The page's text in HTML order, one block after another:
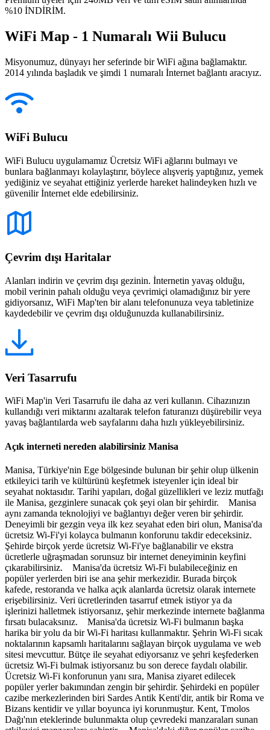
%10 İNDİRİM.
WiFi Map - 1 Numaralı Wii Bulucu
Misyonumuz, dünyayı her seferinde bir WiFi ağına bağlamaktır.
2014 yılında başladık ve şimdi 1 numaralı İnternet bağlantı aracıyız.
WiFi Bulucu
WiFi Bulucu uygulamamız Ücretsiz WiFi ağlarını bulmayı ve
bunlara bağlanmayı kolaylaştırır, böylece alışveriş yaptığınız, yemek
yediğiniz ve seyahat ettiğiniz yerlerde hareket halindeyken hızlı ve
güvenilir İnternet elde edebilirsiniz.
Çevrim dışı Haritalar
Alanları indirin ve çevrim dışı gezinin. İnternetin yavaş olduğu,
mobil verinin pahalı olduğu veya çevrimiçi olamadığınız bir yere
gidiyorsanız, WiFi Map'ten bir alanı telefonunuza veya tabletinize
kaydedebilir ve çevrim dışı olduğunuzda kullanabilirsiniz.
Veri Tasarrufu
WiFi Map'in Veri Tasarrufu ile daha az veri kullanın. Cihazınızın
kullandığı veri miktarını azaltarak telefon faturanızı düşürebilir veya
yavaş bağlantılarda web sayfalarını daha hızlı yükleyebilirsiniz.
Açık interneti nereden alabilirsiniz Manisa
Manisa, Türkiye'nin Ege bölgesinde bulunan bir şehir olup ülkenin
etkileyici tarih ve kültürünü keşfetmek isteyenler için ideal bir
seyahat noktasıdır. Tarihi yapıları, doğal güzellikleri ve leziz mutfağı
ile Manisa, gezginlere sunacak çok şeyi olan bir şehirdir. Manisa
aynı zamanda teknolojiyi ve bağlantıyı değer veren bir şehirdir.
Deneyimli bir gezgin veya ilk kez seyahat eden biri olun, Manisa'da
ücretsiz Wi-Fi'yi kolayca bulmanın konforunu takdir edeceksiniz.
Şehirde birçok yerde ücretsiz Wi-Fi'ye bağlanabilir ve ekstra
ücretlerle uğraşmadan sorunsuz bir internet deneyiminin keyfini
çıkarabilirsiniz. Manisa'da ücretsiz Wi-Fi bulabileceğiniz en
popüler yerlerden biri ise ana şehir merkezidir. Burada birçok
kafede, restoranda ve halka açık alanlarda ücretsiz olarak internete
erişebilirsiniz. Veri ücretlerinden tasarruf etmek istiyor ya da
işlerinizi halletmek istiyorsanız, şehir merkezinde internete bağlanma
fırsatı bulacaksınız. Manisa'da ücretsiz Wi-Fi bulmanın başka
harika bir yolu da bir Wi-Fi haritası kullanmaktır. Şehrin Wi-Fi sıcak
noktalarının kapsamlı haritalarını sağlayan birçok uygulama ve web
sitesi mevcuttur. Bütçe ile seyahat ediyorsanız ve şehri keşfederken
ücretsiz Wi-Fi bulmak istiyorsanız bu son derece faydalı olabilir.
Ücretsiz Wi-Fi konforunun yanı sıra, Manisa ziyaret edilecek
popüler yerler bakımından zengin bir şehirdir. Şehirdeki en popüler
cazibe merkezlerinden biri Sardes Antik Kenti'dir, antik bir Roma ve
Bizans kentidir ve yıllar boyunca iyi korunmuştur. Kent, Tmolos
Dağı'nın eteklerinde bulunmakta olup çevredeki manzaraları sunan